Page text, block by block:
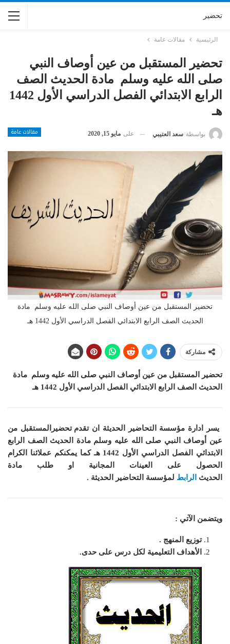
تحضير
الرئيسية مقالات عامة
تحضير المستقبل من عين أوصاف النبي
صلى الله عليه وسلم مادة الحديث الصف
الرابع الابتدائي الفصل الدراسي الأول 1442
هـ
مقالات عامة بواسطة سعد العتيبي على مايو 15, 2020
تحضير المستقبل من عين أوصاف النبي صلى الله عليه وسلم مادة
الحديث الصف الرابع الابتدائي الفصل الدراسي الأول 1442 هـ
مشاركة
تحضير المستقبل من عين أوصاف النبي صلى الله عليه وسلم مادة
الحديث الصف الرابع الابتدائي الفصل الدراسي الأول 1442 هـ
يسر ادارة مؤسسة التحاضير الحديثة ان تقدم تحضيرالمستقبل من
عين أوصاف النبي صلى الله عليه وسلم مادة الحديث الصف الرابع
الابتدائي الفصل الدراسي الأول 1442 هـ
كما يمكنكم عملائنا الكرام
الحصول على العينات المجانية او طلب مادة
الحديث
الرابط لمؤسسة التحاضير الحديثة .
ويتضمن الآتي :
توزيع المنهج .
الأهداف التعليمية لكل درس على حدى.